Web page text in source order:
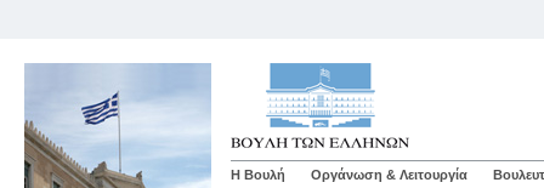
Η Βουλή Οργάνωση & Λειτουργία